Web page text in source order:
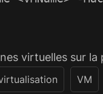
virtuelles sur la
VM